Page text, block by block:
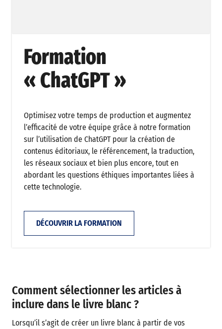
Formation
« ChatGPT »
Optimisez votre temps de production et augmentez
l’efficacité de votre équipe grâce à notre formation
sur l’utilisation de ChatGPT pour la création de
contenus éditoriaux, le référencement, la traduction,
les réseaux sociaux et bien plus encore, tout en
abordant les questions éthiques importantes liées à
cette technologie.
DÉCOUVRIR LA FORMATION
Comment sélectionner les articles à
inclure dans le livre blanc ?
Lorsqu’il s’agit de créer un livre blanc à partir de vos